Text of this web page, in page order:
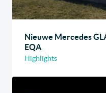
Nieuwe Mercedes
EQA
Highlights